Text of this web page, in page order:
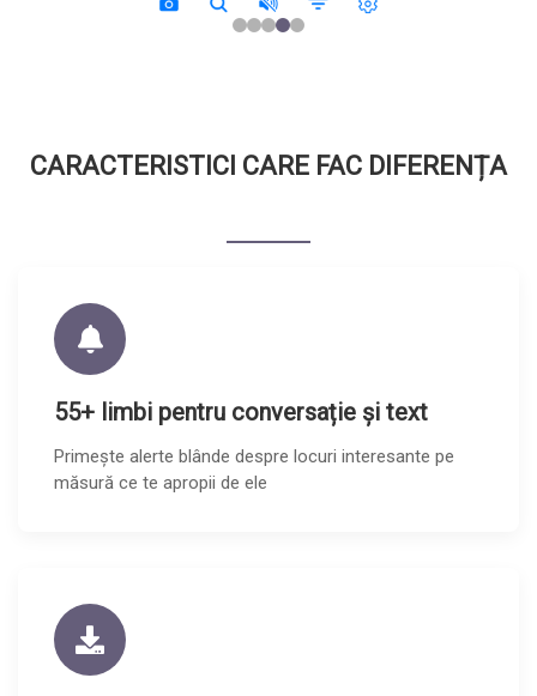
CARACTERISTICI CARE FAC DIFERENȚA
55+ limbi pentru conversație și text
Primește alerte blânde despre locuri interesante pe
măsură ce te apropii de ele